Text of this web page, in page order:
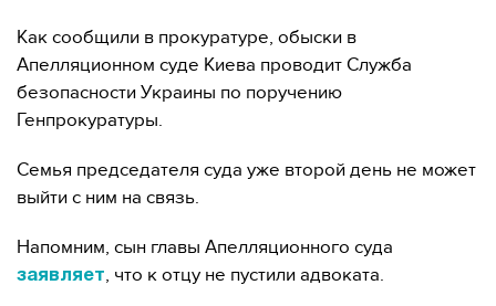
Как сообщили в прокуратуре, обыски в
Апелляционном суде Киева проводит Служба
безопасности Украины по поручению
Генпрокуратуры.
Семья председателя суда уже второй день не может
выйти с ним на связь.
Напомним, сын главы Апелляционного суда
заявляет, что к отцу не пустили адвоката.